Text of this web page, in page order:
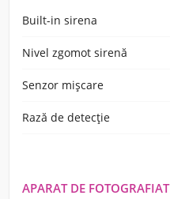
Built-in sirena
Nivel zgomot sirenă
Senzor mișcare
Rază de detecție
APARAT DE FOTOGRAFIAT